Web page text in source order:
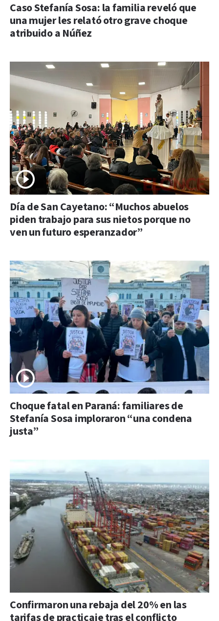
Caso Stefanía Sosa: la familia reveló que
una mujer les relató otro grave choque
atribuido a Núñez
Día de San Cayetano: “Muchos abuelos
piden trabajo para sus nietos porque no
ven un futuro esperanzador”
Choque fatal en Paraná: familiares de
Stefanía Sosa imploraron “una condena
justa”
Confirmaron una rebaja del 20% en las
tarifas de practicaje tras el conflicto